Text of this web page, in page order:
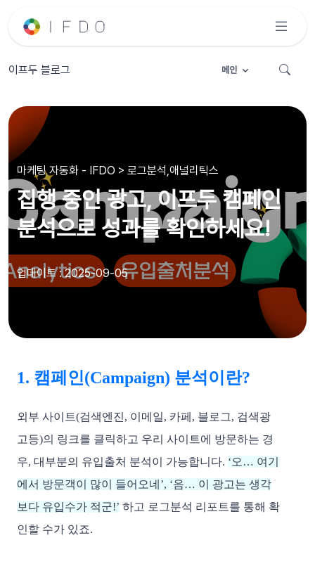
이프두 블로그 메인
마케팅 자동화 - IFDO > 로그분석,애널리틱스
집행 중인 광고, 이프두 캠페인
분석으로 성과를 확인하세요!
업데이트 : 2025-09-05
1. 캠페인(Campaign) 분석이란?
외부 사이트(검색엔진, 이메일, 카페, 블로그, 검색광
고등)의 링크를 클릭하고 우리 사이트에 방문하는 경
우, 대부분의 유입출처 분석이 가능합니다. ‘오… 여기
에서 방문객이 많이 들어오네’, ‘음… 이 광고는 생각
보다 유입수가 적군!’ 하고 로그분석 리포트를 통해 확
인할 수가 있죠.